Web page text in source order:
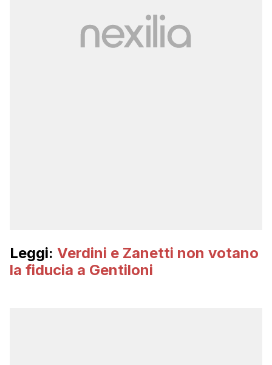
Leggi: Verdini e Zanetti non votano
la fiducia a Gentiloni